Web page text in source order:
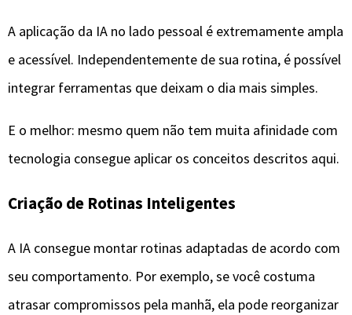
A aplicação da IA no lado pessoal é extremamente ampla
e acessível. Independentemente de sua rotina, é possível
integrar ferramentas que deixam o dia mais simples.
E o melhor: mesmo quem não tem muita afinidade com
tecnologia consegue aplicar os conceitos descritos aqui.
Criação de Rotinas Inteligentes
A IA consegue montar rotinas adaptadas de acordo com
seu comportamento. Por exemplo, se você costuma
atrasar compromissos pela manhã, ela pode reorganizar